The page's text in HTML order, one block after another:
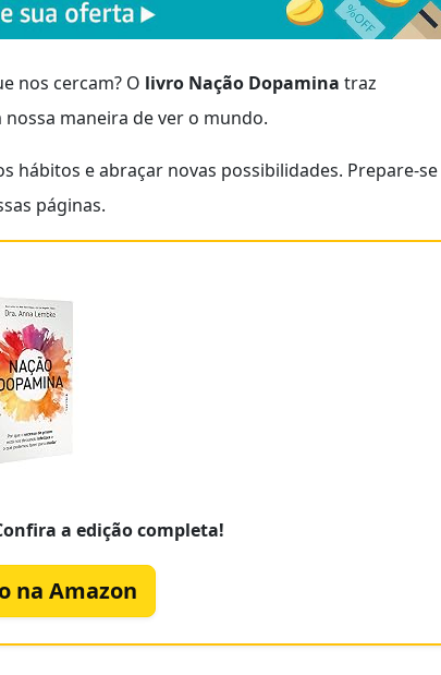
nos cercam? O livro Nação Dopamina traz
maneira de ver o mundo.
hábitos e abraçar novas possibilidades. Prepare-se
páginas.
a edição completa!
na Amazon